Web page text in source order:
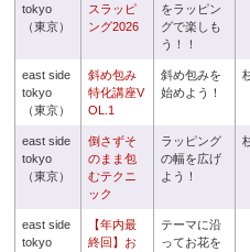
tokyo
（東京）
スラッピ
ング2026
をラッピン
グで楽しも
う！！
east side
tokyo
（東京）
斜め包み
特化講座V
OL.1
斜め包みを
始めよう！
east side
tokyo
（東京）
倒さずそ
のまま包
むテクニ
ック
ラッピング
の幅を広げ
よう！
east side
tokyo
【年内最
終回】お
テーマに沿
ってお花を